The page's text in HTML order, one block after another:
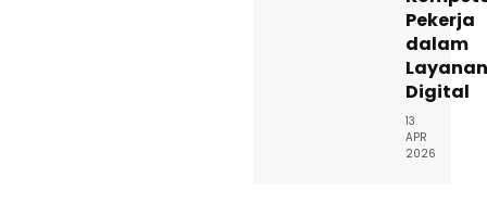
Pekerja
dalam
Layanan
Digital
13
APR
2026